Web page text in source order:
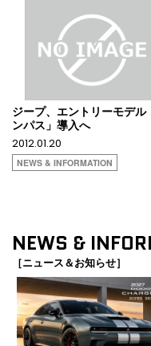
ジープ、エントリーモデル
ンパス」導入へ
2012.01.20
NEWS & INFORMATION
NEWS &
［ニュース＆お知らせ］